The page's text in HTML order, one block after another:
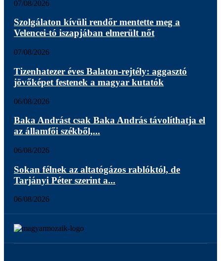
07/08/2026
Szolgálaton kívüli rendőr mentette meg a
Velencei-tó iszapjában elmerült nőt
07/08/2026
Tizenhatezer éves Balaton-rejtély: aggasztó
jövőképet festenek a magyar kutatók
06/08/2026
Baka Andrást csak Baka András távolíthatja el
az államfői székből,...
06/08/2026
Sokan félnek az altatógázos rablóktól, de
Tarjányi Péter szerint a...
06/08/2026